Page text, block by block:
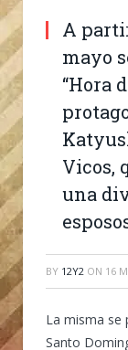
A
mayo
“Hora
Vicos,
una
BY 12Y2 ON 16
La misma se
Santo